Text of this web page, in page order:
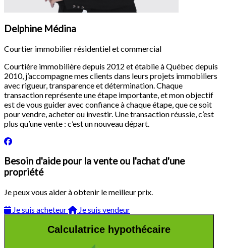
Delphine Médina
Courtier immobilier résidentiel et commercial
Courtière immobilière depuis 2012 et établie à Québec depuis
2010, j’accompagne mes clients dans leurs projets immobiliers
avec rigueur, transparence et détermination. Chaque
transaction représente une étape importante, et mon objectif
est de vous guider avec confiance à chaque étape, que ce soit
pour vendre, acheter ou investir. Une transaction réussie, c’est
plus qu’une vente : c’est un nouveau départ.
Besoin d'aide pour la vente ou l'achat d'une
propriété
Je peux vous aider à obtenir le meilleur prix.
Je suis acheteur
Je suis vendeur
Calculatrice hypothécaire